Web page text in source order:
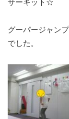
サーキット☆
グーパージャン
でした。